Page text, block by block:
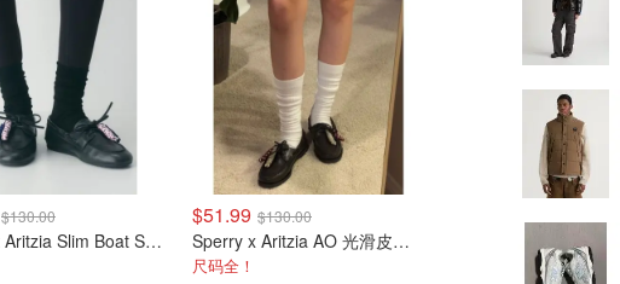
$130.00
Sperry x Aritzia Slim Boat Shoe 光滑皮革
$51.99 $130.00
Sperry x Aritzia AO 光滑皮船鞋
尺码全！